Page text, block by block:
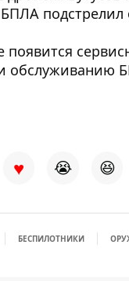
подстрелил
появится
обслуживанию
♥ 😭 😆
БЕСПИЛОТНИКИ